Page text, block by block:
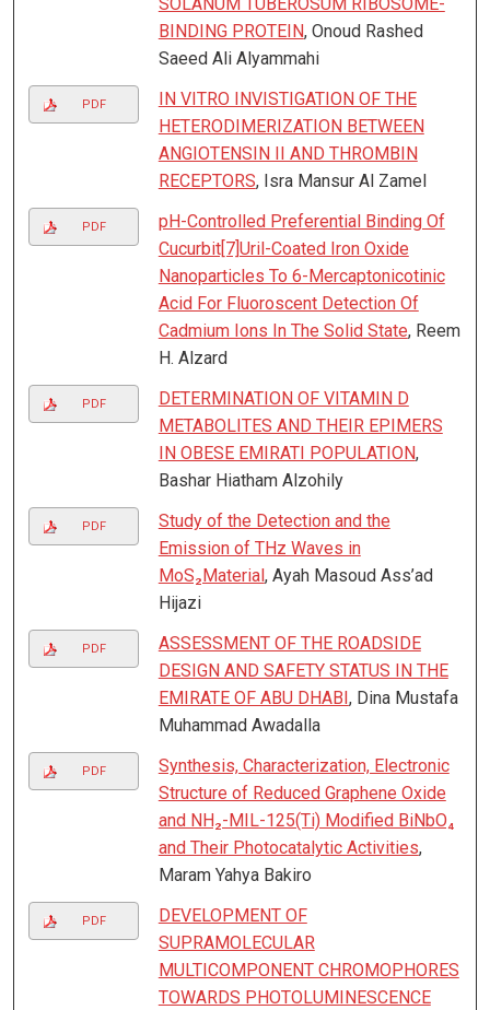
SOLANUM TUBEROSUM RIBOSOME-
BINDING PROTEIN, Onoud Rashed
Saeed Ali Alyammahi
PDF
IN VITRO INVISTIGATION OF THE
HETERODIMERIZATION BETWEEN
ANGIOTENSIN II AND THROMBIN
RECEPTORS, Isra Mansur Al Zamel
PDF
pH-Controlled Preferential Binding Of
Cucurbit[7]Uril-Coated Iron Oxide
Nanoparticles To 6-Mercaptonicotinic
Acid For Fluoroscent Detection Of
Cadmium Ions In The Solid State, Reem
H. Alzard
PDF
DETERMINATION OF VITAMIN D
METABOLITES AND THEIR EPIMERS
IN OBESE EMIRATI POPULATION,
Bashar Hiatham Alzohily
PDF
Study of the Detection and the
Emission of THz Waves in
MoS₂Material , Ayah Masoud Ass’ad
Hijazi
PDF
ASSESSMENT OF THE ROADSIDE
DESIGN AND SAFETY STATUS IN THE
EMIRATE OF ABU DHABI , Dina Mustafa
Muhammad Awadalla
PDF
Synthesis, Characterization, Electronic
Structure of Reduced Graphene Oxide
and NH₂-MIL-125(Ti) Modified BiNbO₄
and Their Photocatalytic Activities,
Maram Yahya Bakiro
PDF
DEVELOPMENT OF
SUPRAMOLECULAR
MULTICOMPONENT CHROMOPHORES
TOWARDS PHOTOLUMINESCENCE